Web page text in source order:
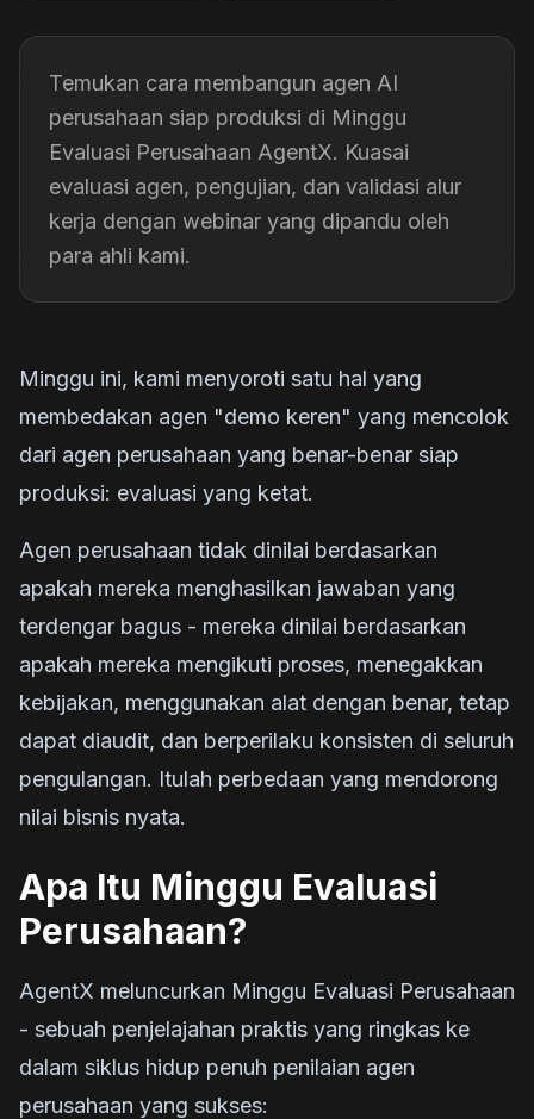
Temukan cara membangun agen AI
perusahaan siap produksi di Minggu
Evaluasi Perusahaan AgentX. Kuasai
evaluasi agen, pengujian, dan validasi alur
kerja dengan webinar yang dipandu oleh
para ahli kami.
Minggu ini, kami menyoroti satu hal yang
membedakan agen "demo keren" yang mencolok
dari agen perusahaan yang benar-benar siap
produksi: evaluasi yang ketat.
Agen perusahaan tidak dinilai berdasarkan
apakah mereka menghasilkan jawaban yang
terdengar bagus - mereka dinilai berdasarkan
apakah mereka mengikuti proses, menegakkan
kebijakan, menggunakan alat dengan benar, tetap
dapat diaudit, dan berperilaku konsisten di seluruh
pengulangan. Itulah perbedaan yang mendorong
nilai bisnis nyata.
Apa Itu Minggu Evaluasi
Perusahaan?
AgentX meluncurkan Minggu Evaluasi Perusahaan
- sebuah penjelajahan praktis yang ringkas ke
dalam siklus hidup penuh penilaian agen
perusahaan yang sukses: